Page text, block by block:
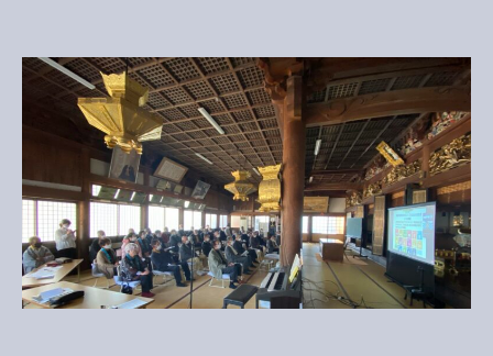
年
会
総
会
な
ら
び
に
仏
教
講